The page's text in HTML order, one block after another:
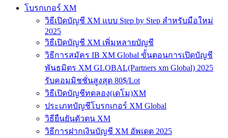
โบรกเกอร์ XM
วิธีเปิดบัญชี XM แบบ Step by Step สำหรับมือใหม่
2025
วิธีเปิดบัญชี XM เพิ่มหลายบัญชี
วิธีการสมัคร IB XM Global ขั้นตอนการเปิดบัญชี
พันธมิตร XM GLOBAL(Partners xm Global) 2025
รับคอมมิชชั่นสูงสุด 80$/Lot
วิธีเปิดบัญชีทดลอง(เดโม)XM
ประเภทบัญชีโบรกเกอร์ XM Global
วิธียืนยันตัวตน XM
วิธีการฝากเงินบัญชี XM อัพเดต 2025